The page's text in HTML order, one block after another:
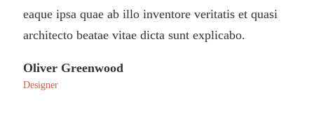
eaque ipsa quae ab illo inventore veritatis et quasi
architecto beatae vitae dicta sunt explicabo.
Oliver Greenwood
Designer